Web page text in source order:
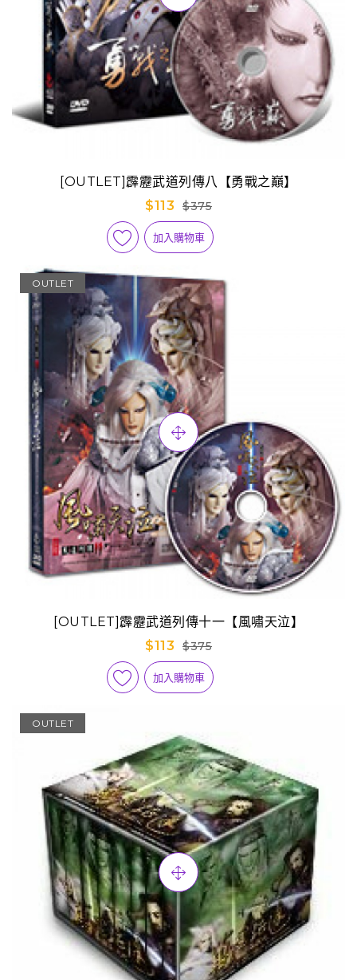
[OUTLET]霹靂武道列傳八【勇戰之巔】
$113
$375
加入購物車
OUTLET
[OUTLET]霹靂武道列傳十一【風嘯天泣】
$113
$375
加入購物車
OUTLET